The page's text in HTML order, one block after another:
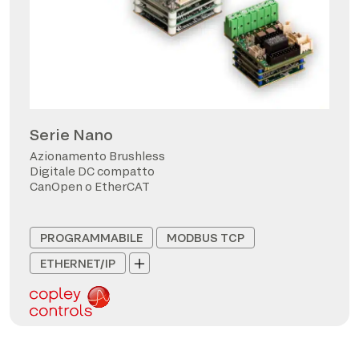
Serie Nano
Azionamento Brushless
Digitale DC compatto
CanOpen o EtherCAT
PROGRAMMABILE
MODBUS TCP
ETHERNET/IP